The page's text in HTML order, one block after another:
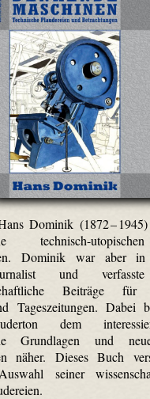
Dominik (1872 –
technisch-
Dominik war aber
und
Beiträge für
Tageszeitungen. Dabei
dem
Grundlagen und
näher. Dieses Buch
seiner